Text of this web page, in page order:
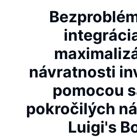
návratnosti
pomocou
pokročilých
Luigi's